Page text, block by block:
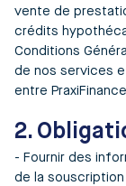
vente de
crédits
Conditions
de nos services
entre
2.
- Fournir des
de la